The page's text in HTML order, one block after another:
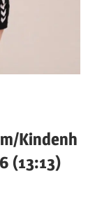
Kindenh
(13:13)